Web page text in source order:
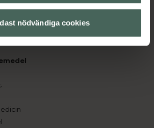
nödvändiga cookies